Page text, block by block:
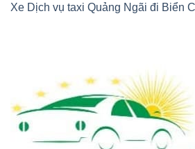
Xe Dịch vụ taxi Quảng Ngãi đi Biển